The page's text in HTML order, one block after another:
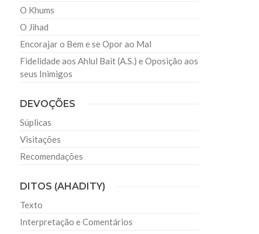
O Khums
O Jihad
Encorajar o Bem e se Opor ao Mal
Fidelidade aos Ahlul Bait (A.S.) e Oposição aos
seus Inimigos
DEVOÇÕES
Súplicas
Visitações
Recomendações
DITOS (AHADITY)
Texto
Interpretação e Comentários